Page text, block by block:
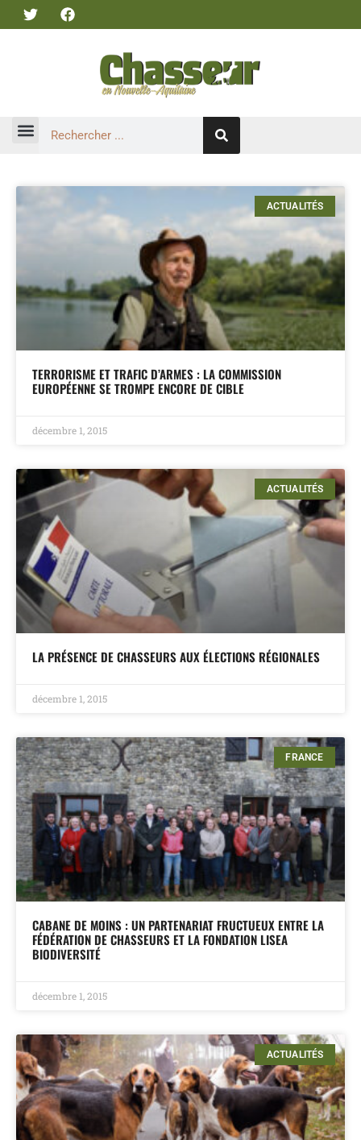
ACTUALITÉS
TERRORISME ET TRAFIC D’ARMES : LA COMMISSION
EUROPÉENNE SE TROMPE ENCORE DE CIBLE
décembre 1, 2015
ACTUALITÉS
LA PRÉSENCE DE CHASSEURS AUX ÉLECTIONS RÉGIONALES
décembre 1, 2015
FRANCE
CABANE DE MOINS : UN PARTENARIAT FRUCTUEUX ENTRE LA
FÉDÉRATION DE CHASSEURS ET LA FONDATION LISEA
BIODIVERSITÉ
décembre 1, 2015
ACTUALITÉS